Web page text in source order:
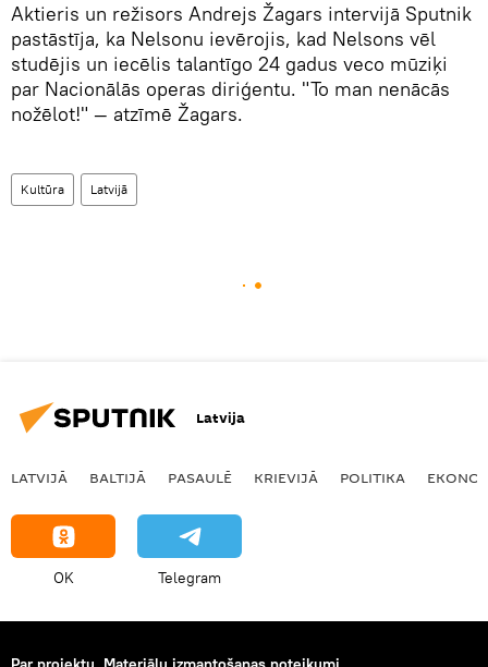
Aktieris un režisors Andrejs Žagars intervijā Sputnik
pastāstīja, ka Nelsonu ievērojis, kad Nelsons vēl
studējis un iecēlis talantīgo 24 gadus veco mūziķi
par Nacionālās operas diriģentu. "To man nenācās
nožēlot!" — atzīmē Žagars.
Kultūra Latvijā
Latvija
LATVIJĀ BALTIJĀ PASAULĒ KRIEVIJĀ POLITIKA
OK Telegram